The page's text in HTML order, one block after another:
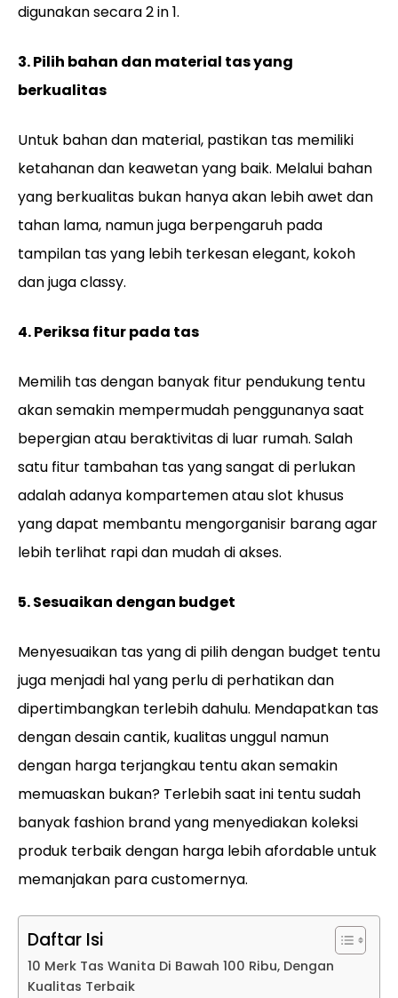
digunakan secara 2 in 1.
3. Pilih bahan dan material tas yang
berkualitas
Untuk bahan dan material, pastikan tas memiliki
ketahanan dan keawetan yang baik. Melalui bahan
yang berkualitas bukan hanya akan lebih awet dan
tahan lama, namun juga berpengaruh pada
tampilan tas yang lebih terkesan elegant, kokoh
dan juga classy.
4. Periksa fitur pada tas
Memilih tas dengan banyak fitur pendukung tentu
akan semakin mempermudah penggunanya saat
bepergian atau beraktivitas di luar rumah. Salah
satu fitur tambahan tas yang sangat di perlukan
adalah adanya kompartemen atau slot khusus
yang dapat membantu mengorganisir barang agar
lebih terlihat rapi dan mudah di akses.
5. Sesuaikan dengan budget
Menyesuaikan tas yang di pilih dengan budget tentu
juga menjadi hal yang perlu di perhatikan dan
dipertimbangkan terlebih dahulu. Mendapatkan tas
dengan desain cantik, kualitas unggul namun
dengan harga terjangkau tentu akan semakin
memuaskan bukan? Terlebih saat ini tentu sudah
banyak fashion brand yang menyediakan koleksi
produk terbaik dengan harga lebih afordable untuk
memanjakan para customernya.
Daftar Isi
10 Merk Tas Wanita Di Bawah 100 Ribu, Dengan
Kualitas Terbaik